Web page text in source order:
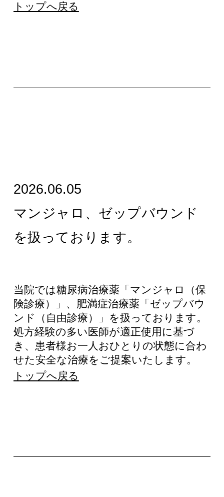
トップへ戻る
2026.06.05
マンジャロ、ゼップバウンド
を扱っております。
当院では糖尿病治療薬「マンジャロ（保
険診療）」、肥満症治療薬「ゼップバウ
ンド（自由診療）」を扱っております。
処方経験の多い医師が適正使用に基づ
き、患者様お一人おひとりの状態に合わ
せた安全な治療をご提案いたします。
トップへ戻る